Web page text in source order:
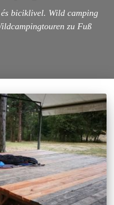
biciklivel. Wild camping
zu Fuß